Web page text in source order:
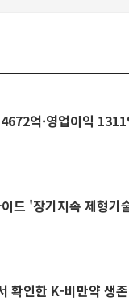
억·영업이익 1311
드 '장기지속 제형기
확인한 K-비만약 생